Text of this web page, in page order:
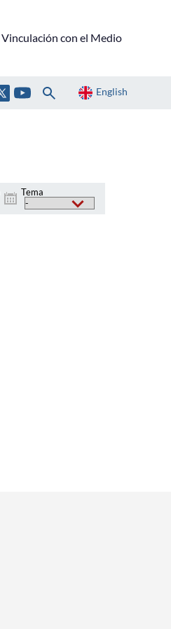
Vinculación con el Medio
English
Tema